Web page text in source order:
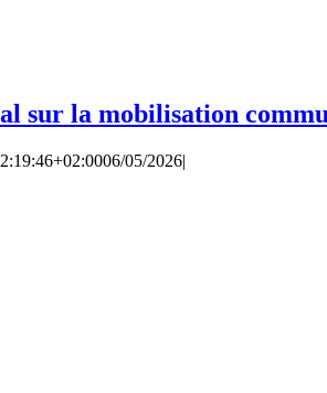
sur la mobilisation
06/05/2026|